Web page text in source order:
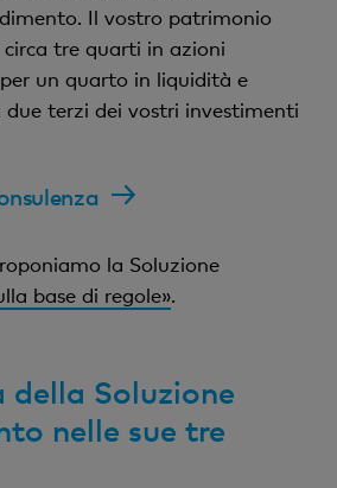
Il vostro patrimonio
tre quarti in azioni
un quarto in liquidità e
terzi dei vostri investimenti
la Soluzione
base di regole».
della Soluzione
nelle sue tre